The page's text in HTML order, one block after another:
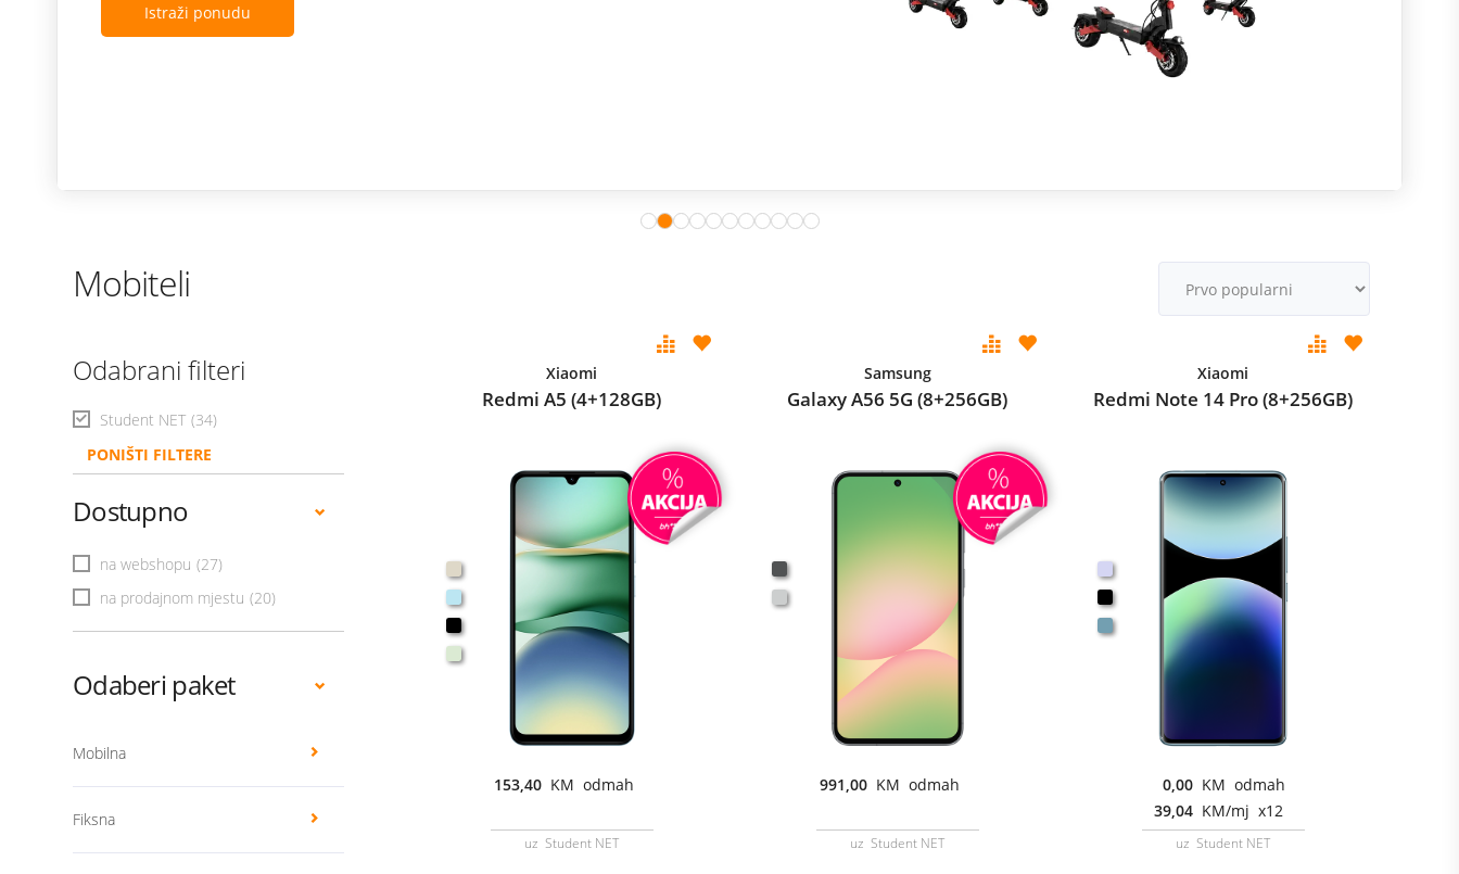
Istraži ponudu
Mobiteli
Odabrani filteri
Student NET (34)
PONIŠTI FILTERE
Dostupno
na webshopu (27)
na prodajnom mjestu (20)
Odaberi paket
Mobilna
Fiksna
Xiaomi
Redmi A5 (4+128GB)
153,40 KM odmah
uz Student NET
Samsung
Galaxy A56 5G (8+256GB)
991,00 KM odmah
uz Student NET
Xiaomi
Redmi Note 14 Pro (8+256GB)
0,00 KM odmah
39,04 KM/mj x12
uz Student NET